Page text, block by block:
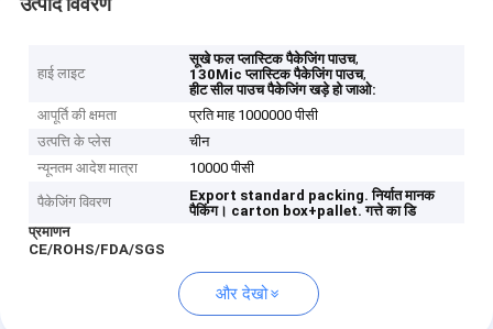
हाई लाइट
सूखे फल प्लास्टिक पैकेजिंग पाउच,
130Mic प्लास्टिक पैकेजिंग पाउच,
हीट सील पाउच पैकेजिंग खड़े हो जाओ:
आपूर्ति की क्षमता
प्रति माह 1000000 पीसी
उत्पत्ति के प्लेस
चीन
न्यूनतम आदेश मात्रा
10000 पीसी
पैकेजिंग विवरण Export standard packing. निर्यात मानक
पैकिंग। carton box+pallet. गत्ते का डि
प्रमाणन
CE/ROHS/FDA/SGS
और देखो